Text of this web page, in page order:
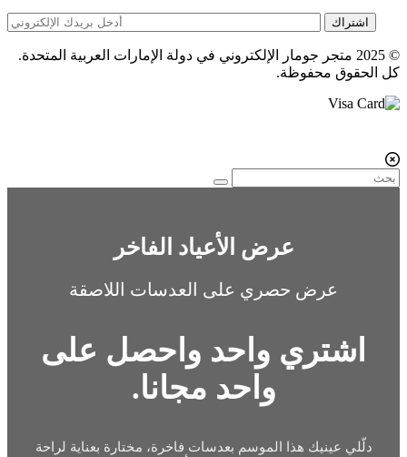
اشتراك
© 2025 متجر جومار الإلكتروني في دولة الإمارات العربية المتحدة.
كل الحقوق محفوظة.
عرض الأعياد الفاخر
عرض حصري على العدسات اللاصقة
اشتري واحد واحصل على
واحد مجانا.
دلّلي عينيك هذا الموسم بعدسات فاخرة، مختارة بعناية لراحة